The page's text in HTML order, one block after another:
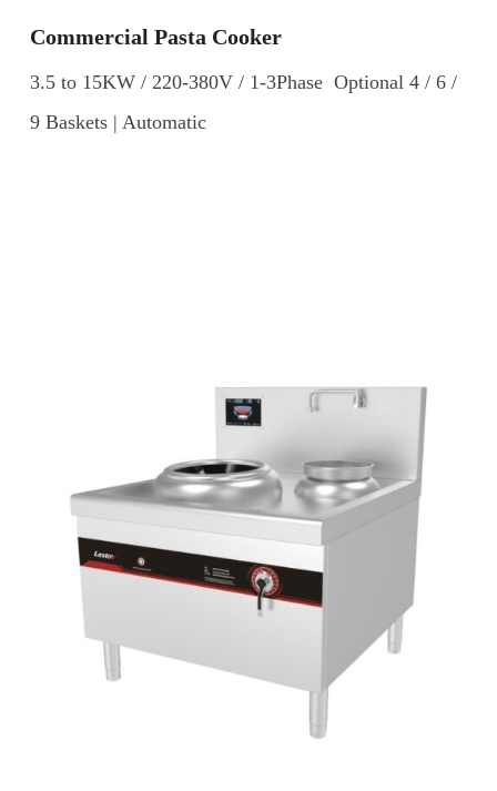
Commercial Pasta Cooker
3.5 to 15KW / 220-380V / 1-3Phase Optional 4 / 6 /
9 Baskets | Automatic